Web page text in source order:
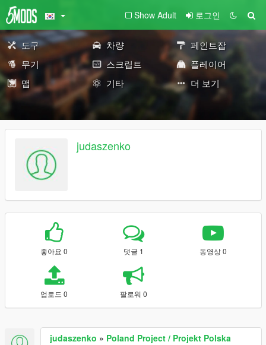
Show Adult 로그인
도구 차량
페인트잡
무기
스크립트
플레이어
맵
기타 더 보기
judaszenko
좋아요 0 댓글 1 동영상 0
업로드 0 팔로워 0
judaszenko » Poland Project / Projekt Polska